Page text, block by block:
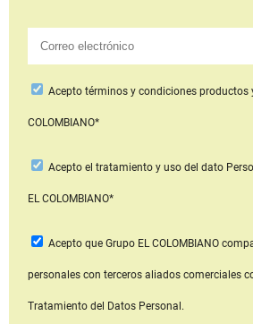
Aceptotérminos y condiciones productos
COLOMBIANO*
Acepto el tratamiento y uso del dato
EL COLOMBIANO*
Acepto que Grupo EL COLOMBIANO
personales con terceros aliados comerciales
Tratamiento del Datos Personal.